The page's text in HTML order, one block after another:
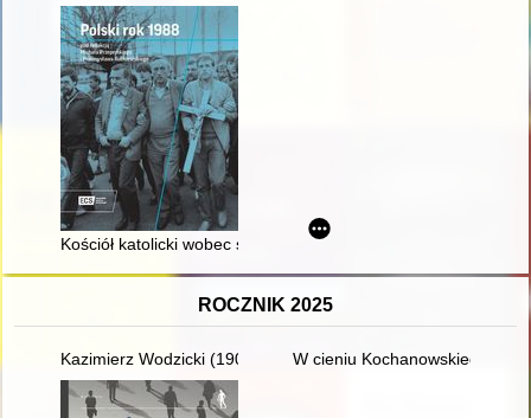
Kościół katolicki wobec spraw społeczno-politycznych w
ROCZNIK 2025
Kazimierz Wodzicki (1900-1987) : szkic biograficzny w 125-
W cieniu Kochanowskiego